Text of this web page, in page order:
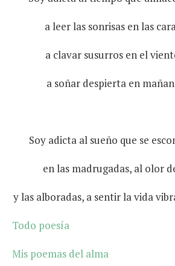
a leer las sonrisas en las
a clavar susurros en el
a soñar despierta en
Soy adicta al sueño que se
en las madrugadas, al olor
y las alboradas, a sentir la vida
Todo poesía
Mis poemas del alma